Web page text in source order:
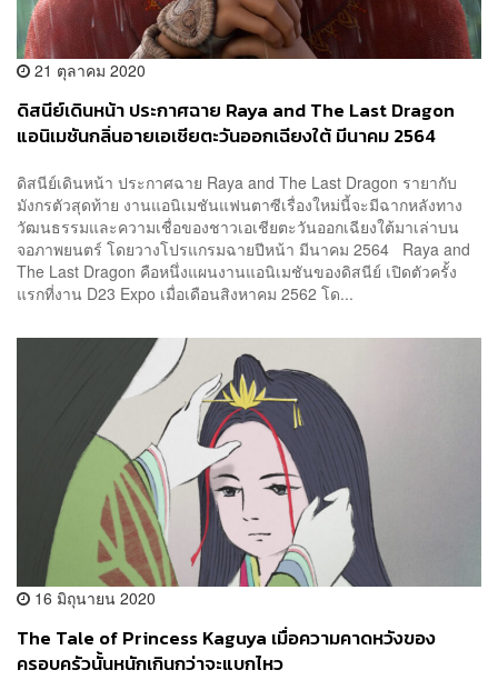
21 ตุลาคม 2020
ดิสนีย์เดินหน้า ประกาศฉาย Raya and The Last Dragon
แอนิเมชันกลิ่นอายเอเชียตะวันออกเฉียงใต้ มีนาคม 2564
ดิสนีย์เดินหน้า ประกาศฉาย Raya and The Last Dragon รายากับ
มังกรตัวสุดท้าย งานแอนิเมชันแฟนตาซีเรื่องใหม่นี้จะมีฉากหลังทาง
วัฒนธรรมและความเชื่อของชาวเอเชียตะวันออกเฉียงใต้มาเล่าบน
จอภาพยนตร์ โดยวางโปรแกรมฉายปีหน้า มีนาคม 2564 Raya and
The Last Dragon คือหนึ่งแผนงานแอนิเมชันของดิสนีย์ เปิดตัวครั้ง
แรกที่งาน D23 Expo เมื่อเดือนสิงหาคม 2562 โด...
16 มิถุนายน 2020
The Tale of Princess Kaguya เมื่อความคาดหวังของ
ครอบครัวนั้นหนักเกินกว่าจะแบกไหว